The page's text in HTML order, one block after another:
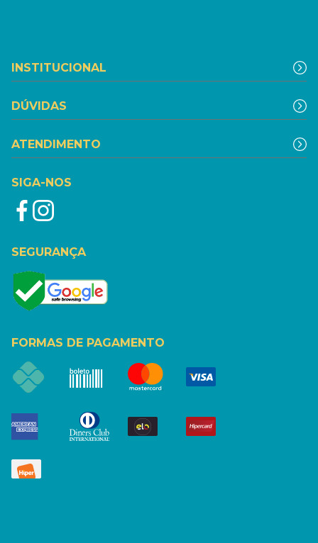
INSTITUCIONAL
DÚVIDAS
ATENDIMENTO
SIGA-NOS
SEGURANÇA
FORMAS DE PAGAMENTO